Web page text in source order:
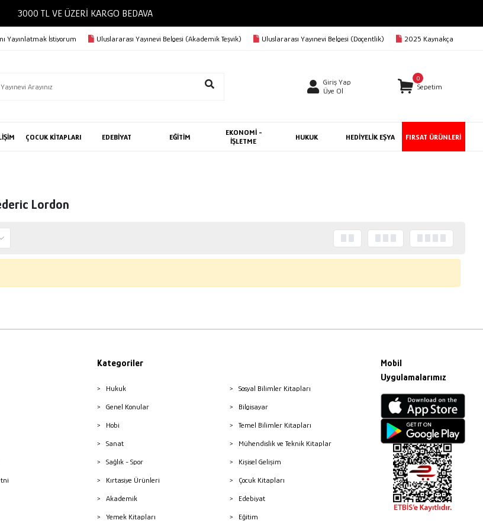
3000 TL VE ÜZERİ KARGO BEDAVA
Yayınlatmak İstiyorum Uluslararası Yayınevi Belgesi (Akademik Teşvik) Uluslararası Yayınevi Belgesi (Doçentlik) 2025 Kaynakça
Giriş Yap
Üye Ol
0
Sepetim
ÇOCUK KİTAPLARI EDEBİYAT EĞİTİM
EKONOMİ -
İŞLETME
HUKUK HEDİYELİK EŞYA FIRSAT ÜRÜNLERİ
Lordon
Kategoriler
Hukuk
Genel Konular
Hobi
Sanat
Sağlık - Spor
Kırtasiye Ürünleri
Akademik
Yemek Kitapları
Sosyal Bilimler Kitapları
Bilgisayar
Temel Bilimler Kitapları
Mühendislik ve Teknik Kitaplar
Kişisel Gelişim
Çocuk Kitapları
Edebiyat
Eğitim
Mobil
Uygulamalarımız